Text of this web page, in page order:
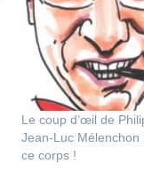
Le coup d’œil de
Jean-Luc Mélenchon
ce corps !